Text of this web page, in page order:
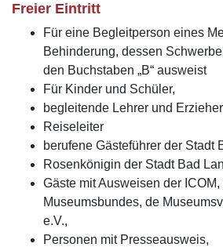
Freier Eintritt
Für eine Begleitperson eines
Behinderung, dessen
den Buchstaben „B“ ausweist
Für Kinder und Schüler,
begleitende Lehrer und
Reiseleiter
berufene Gästeführer der Stadt
Rosenkönigin der Stadt Bad
Gäste mit Ausweisen der
Museumsbundes, de
e.V.,
Personen mit Presseausweis,